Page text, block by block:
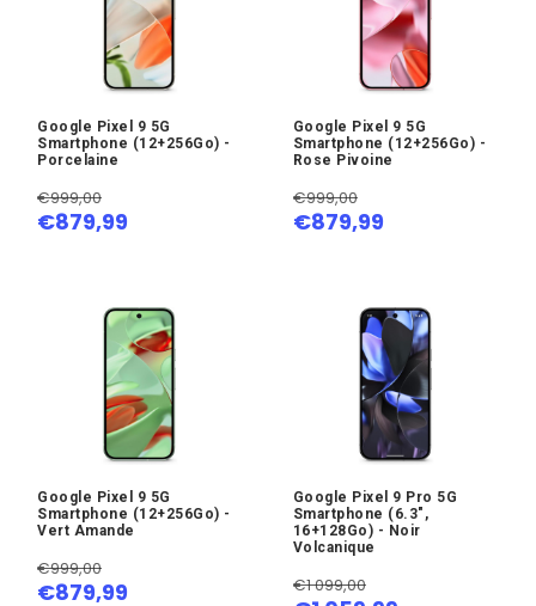
Google Pixel 9 5G
Smartphone (12+256Go) -
Porcelaine
€879,99
€999,00
Google Pixel 9 5G
Smartphone (12+256Go) -
Rose Pivoine
€879,99
€999,00
Google Pixel 9 5G
Smartphone (12+256Go) -
Vert Amande
€879,99
€999,00
Google Pixel 9 Pro 5G
Smartphone (6.3",
16+128Go) - Noir
Volcanique
€1 099,00